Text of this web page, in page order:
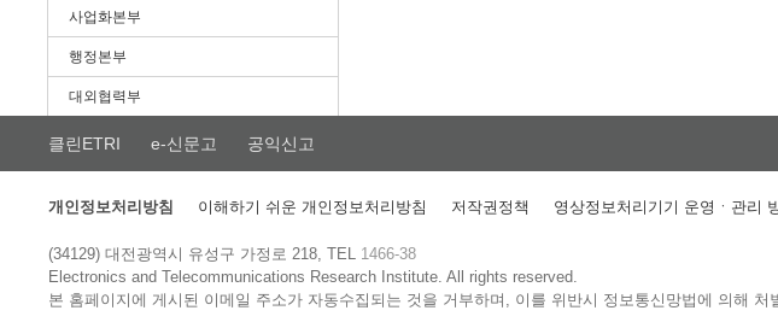
사업화본부
행정본부
대외협력부
클린ETRI e-신문고 공익신고
개인정보처리방침 이해하기 쉬운 개인정보처리방침 저작권정책 영상정보처리기기 운영ㆍ관리
(34129) 대전광역시 유성구 가정로 218, TEL 1466-38
Electronics and Telecommunications Research Institute.All rights reserved.
본 홈페이지에 게시된 이메일 주소가 자동수집되는 것을 거부하며, 이를 위반시 정보통신망법에 의해 처